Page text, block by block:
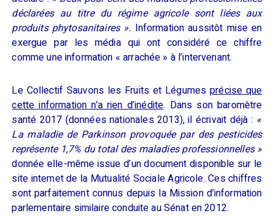
déclarées au titre du régime agricole sont liées aux
produits phytosanitaires ». Information aussitôt mise en
exergue par les média qui ont considéré ce chiffre
comme une information « arrachée » à l’intervenant.
Le Collectif Sauvons les Fruits et Légumesprécise que
cette information n’a rien d’inédite. Dans sonbaromètre
santé 2017 (données nationales 2013), ilécrivait déjà : «
La maladie de Parkinson provoquée par des pesticides
représente 1,7% du total des maladies professionnelles »
donnée elle-même issue d’un document disponible sur le
site internet de la Mutualité SocialeAgricole.Ces chiffres
sont parfaitement connus depuis la Mission d’information
parlementaire similaireconduiteau Sénat en 2012.